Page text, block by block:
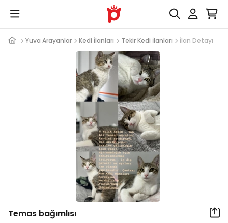
Yuva Arayanlar Kedi İlanları Tekir Kedi İlanları İlan Detayı
1/1
Temas bağımlısı